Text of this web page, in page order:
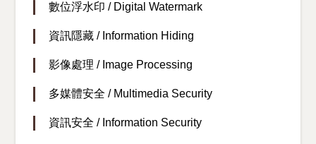
數位浮水印 / Digital Watermark
資訊隱藏 / Information Hiding
影像處理 / Image Processing
多媒體安全 / Multimedia Security
資訊安全 / Information Security